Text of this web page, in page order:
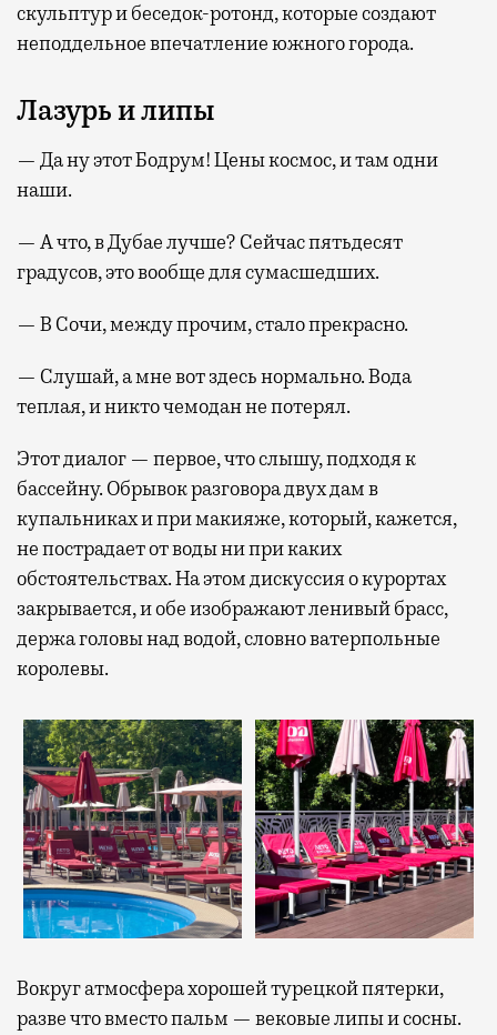
скульптур и беседок-ротонд, которые создают
неподдельное впечатление южного города.
Лазурь и липы
— Да ну этот Бодрум! Цены космос, и там одни
наши.
— А что, в Дубае лучше? Сейчас пятьдесят
градусов, это вообще для сумасшедших.
— В Сочи, между прочим, стало прекрасно.
— Слушай, а мне вот здесь нормально. Вода
теплая, и никто чемодан не потерял.
Этот диалог — первое, что слышу, подходя к
бассейну. Обрывок разговора двух дам в
купальниках и при макияже, который, кажется,
не пострадает от воды ни при каких
обстоятельствах. На этом дискуссия о курортах
закрывается, и обе изображают ленивый брасс,
держа головы над водой, словно ватерпольные
королевы.
Вокруг атмосфера хорошей турецкой пятерки,
разве что вместо пальм — вековые липы и сосны.